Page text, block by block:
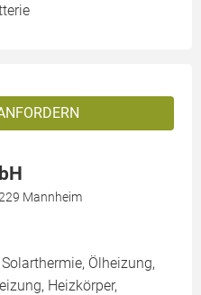
Mannheim
Ölheizung,
Heizkörper,